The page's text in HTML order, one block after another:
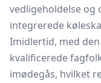
vedligeholdelse
integrerede
Imidlertid, med
kvalificerede
imødegås, hvilket